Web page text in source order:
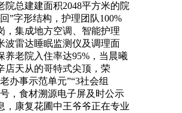
院总建建面积2048平方米的院
”字形结构，护理团队100%
，集成地方空调、智能护理
波雷达睡眠监测仪及调理面
养老院入住率达95%，当晨曦
店天从的哥特式尖顶，荣
办事示范单元”“3社会组
，食材溯源电子屏及时公示
，康复花圃中王爷爷正在专业